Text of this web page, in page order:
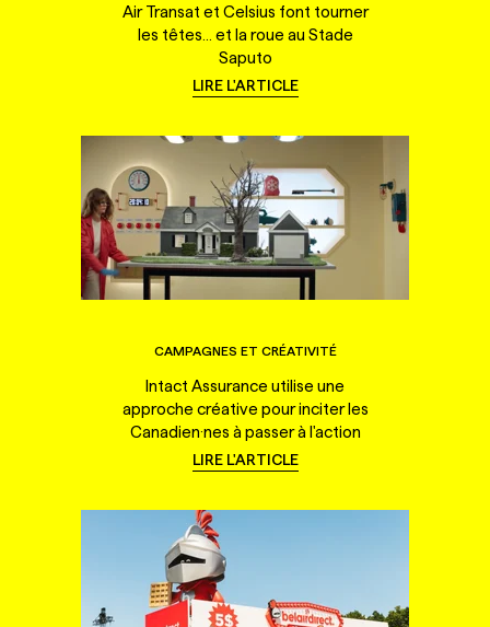
Air Transat et Celsius font tourner
les têtes... et la roue au Stade
Saputo
LIRE L'ARTICLE
CAMPAGNES ET CRÉATIVITÉ
Intact Assurance utilise une
approche créative pour inciter les
Canadien·nes à passer à l'action
LIRE L'ARTICLE